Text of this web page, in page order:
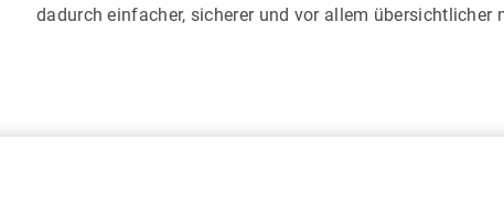
dadurch einfacher, sicherer und vor allem übersichtlicher